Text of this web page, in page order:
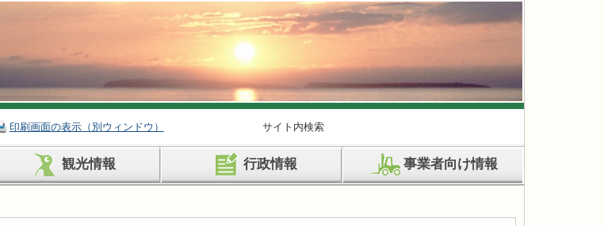
印刷画面の表示（別ウィンドウ） サイト内検索
観光情報 行政情報 事業者向け情報